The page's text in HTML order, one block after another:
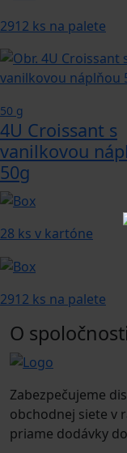
2912 ks na palete
50 g
4U Croissant s
vanilkovou
50g
28 ks v kartóne
2912 ks na palete
O
Zabezpečujeme
obchodnej siete v
priame dodávky